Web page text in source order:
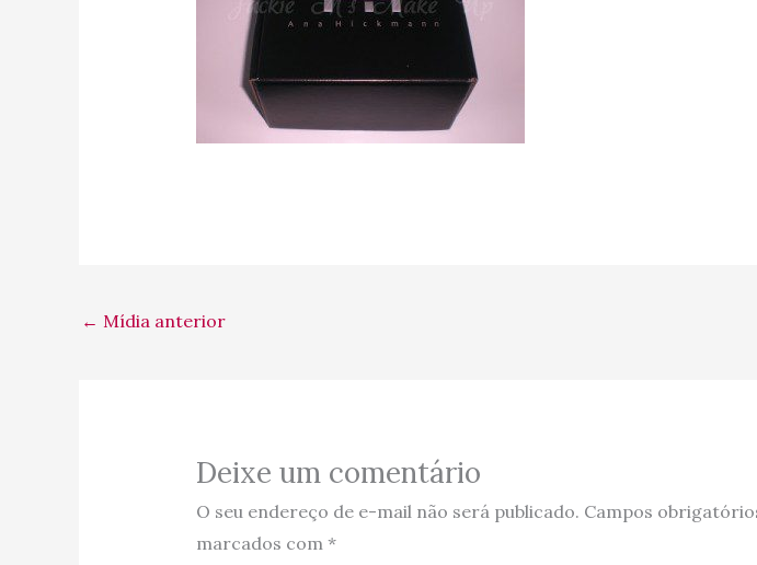
← Mídia anterior
Deixe um comentário
O seu endereço de e-mail não será publicado. Campos
marcados com *